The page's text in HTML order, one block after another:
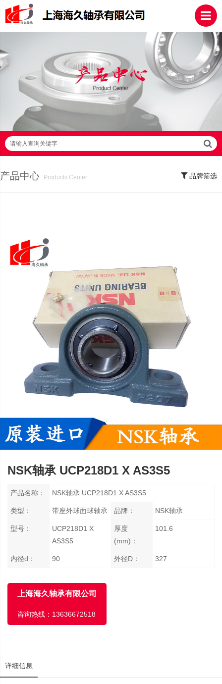
请输入查询关键字
产品中心
Products Center
品牌筛选
NSK轴承 UCP218D1 X AS3S5
产品名称： NSK轴承 UCP218D1 X AS3S5
类型： 带座外球面球轴承 品牌： NSK轴承
型号：
UCP218D1 X
AS3S5
厚度
(mm)：
101.6
内径d： 90 外径D： 327
上海海久轴承有限公司
咨询热线： 13636672518
详细信息